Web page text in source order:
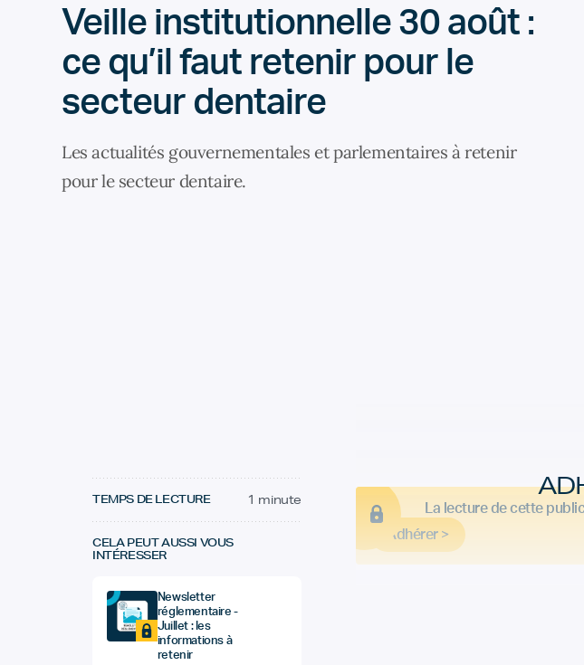
Veille institutionnelle 30 août :
ce qu’il faut retenir pour le
secteur dentaire
Les actualités gouvernementales et parlementaires à retenir
pour le secteur dentaire.
TEMPS DE LECTURE 1 minute
CELA PEUT AUSSI VOUS
INTÉRESSER
Newsletter
réglementaire -
Juillet : les
informations à
retenir
La lecture de cette
Adhérer >